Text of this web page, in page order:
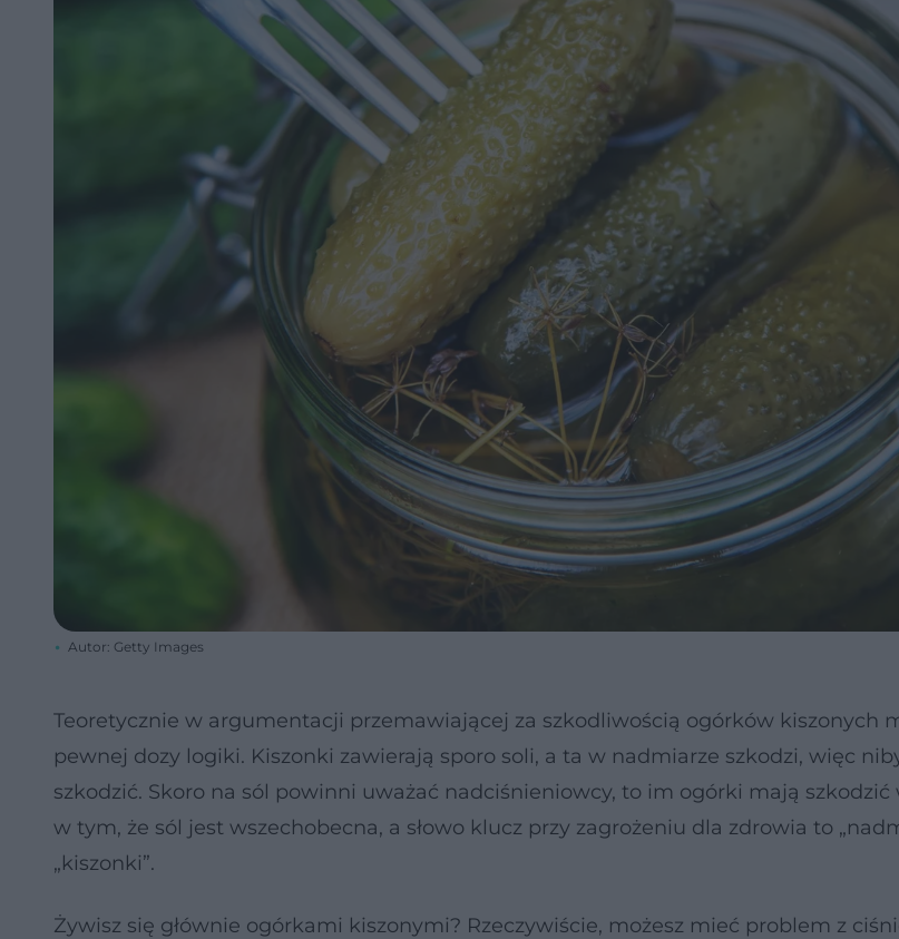
Autor: Getty Images
Teoretycznie w argumentacji przemawiającej za szkodliwością ogórków kiszonych
pewnej dozy logiki. Kiszonki zawierają sporo soli, a ta w nadmiarze szkodzi, więc
szkodzić. Skoro na sól powinni uważać nadciśnieniowcy, to im ogórki mają
w tym, że sól jest wszechobecna, a słowo klucz przy zagrożeniu dla zdrowia to
„kiszonki”.
Żywisz się głównie ogórkami kiszonymi? Rzeczywiście, możesz mieć problem z